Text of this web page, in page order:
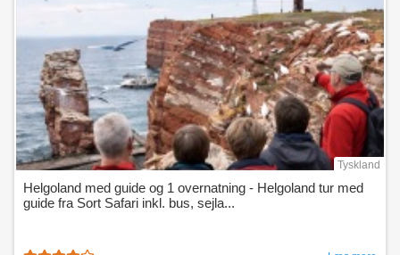
Tyskland
Helgoland med guide og 1 overnatning - Helgoland tur med
guide fra Sort Safari inkl. bus, sejla...